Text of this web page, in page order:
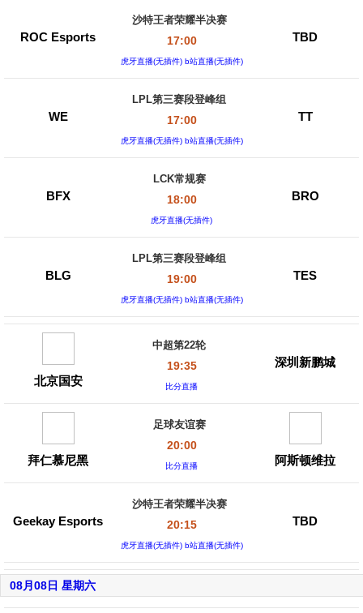
ROC Esports
沙特王者荣耀半决赛
17:00
虎牙直播(无插件) b站直播(无插件)
TBD
WE
LPL第三赛段登峰组
17:00
虎牙直播(无插件) b站直播(无插件)
TT
BFX
LCK常规赛
18:00
虎牙直播(无插件)
BRO
BLG
LPL第三赛段登峰组
19:00
虎牙直播(无插件) b站直播(无插件)
TES
北京国安
中超第22轮
19:35
比分直播
深圳新鹏城
拜仁慕尼黑
足球友谊赛
20:00
比分直播 阿斯顿维拉
Geekay Esports
沙特王者荣耀半决赛
20:15
虎牙直播(无插件) b站直播(无插件)
TBD
08月08日 星期六